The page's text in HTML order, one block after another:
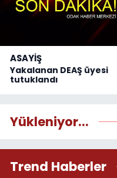
ASAYİŞ
Yakalanan DEAŞ üyesi
tutuklandı
Yükleniyor...
Trend Haberler